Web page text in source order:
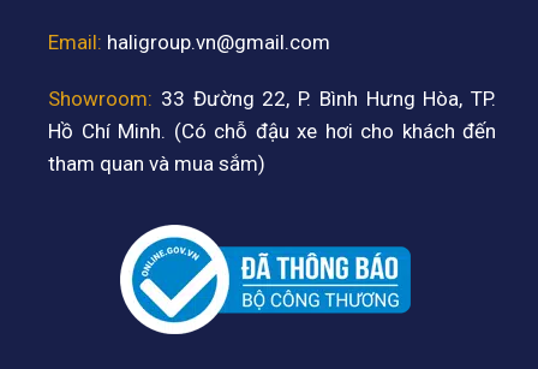
Email: haligroup.vn@gmail.com
Showroom: 33 Đường 22, P. Bình Hưng Hòa, TP.
Hồ Chí Minh. (Có chỗ đậu xe hơi cho khách đến
tham quan và mua sắm)